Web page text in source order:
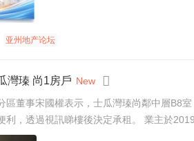
亚州地产论坛
灣瑧 尚1房戶 New
區董事宋國權表示，士瓜灣瑧尚鄰中層B8
元。新租客鄰近港